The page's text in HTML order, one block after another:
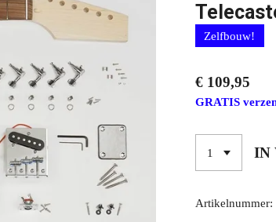
Zelfbouw!
€ 109,95
GRATIS
IN
Artikelnummer: